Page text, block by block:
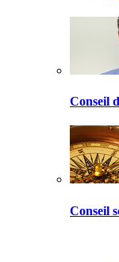
Conseil
Conseil